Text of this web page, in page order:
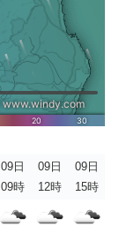
09日
09時
09日
12時
09日
15時